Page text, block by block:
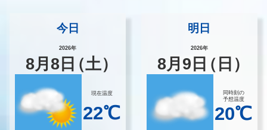
今日
2026年
8月8 日（土）
現在温度
22℃
明日
2026年
8月 9 日（日）
同時刻の
予想温度
20℃